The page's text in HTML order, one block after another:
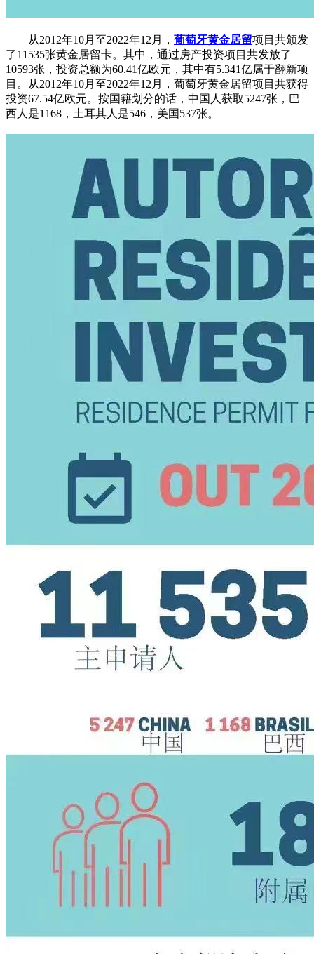
从2012年10月至2022年12月， 葡萄牙黄金居留项目共颁发
了11535张黄金居留卡。其中，通过房产投资项目共发放了
10593张，投资总额为60.41亿欧元，其中有5.341亿属于翻新项
目。从2012年10月至2022年12月，葡萄牙黄金居留项目共获得
投资67.54亿欧元。按国籍划分的话，中国人获取5247张，巴
西人是1168，土耳其人是546，美国537张。